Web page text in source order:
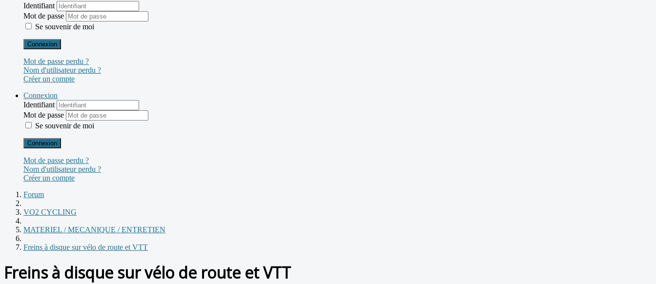
Identifiant
Mot de passe
Se souvenir de moi
Connexion
Mot de passe perdu ?
Nom d'utilisateur perdu ?
Créer un compte
Connexion
Identifiant
Mot de passe
Se souvenir de moi
Connexion
Mot de passe perdu ?
Nom d'utilisateur perdu ?
Créer un compte
Forum
VO2 CYCLING
MATERIEL / MECANIQUE / ENTRETIEN
Freins à disque sur vélo de route et VTT
Freins à disque sur vélo de route et VTT